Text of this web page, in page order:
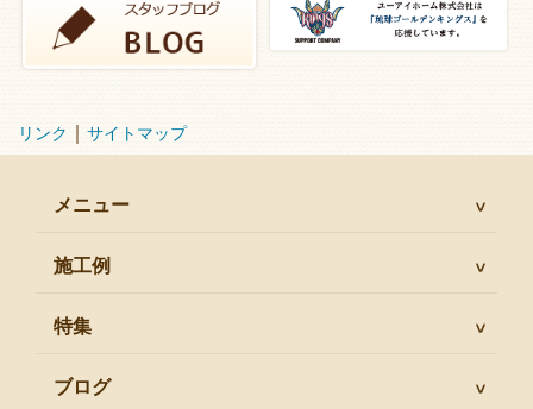
リンク サイトマップ
メニュー
施工例
特集
ブログ